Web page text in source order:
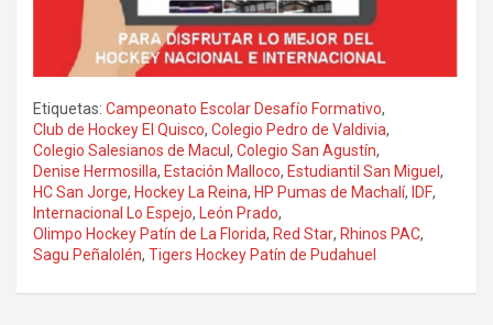
Etiquetas: Campeonato Escolar Desafío Formativo,
Club de Hockey El Quisco, Colegio Pedro de Valdivia,
Colegio Salesianos de Macul , Colegio San Agustín,
Denise Hermosilla, Estación Malloco, Estudiantil San Miguel ,
HC San Jorge, Hockey La Reina, HP Pumas de Machalí, IDF,
Internacional Lo Espejo, León Prado,
Olimpo Hockey Patín de La Florida, Red Star, Rhinos PAC,
Sagu Peñalolén, Tigers Hockey Patín de Pudahuel